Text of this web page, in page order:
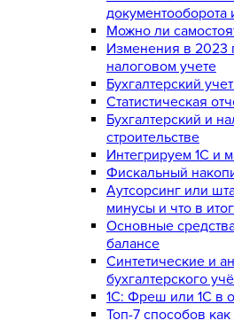
документооборота
Можно ли
Изменения в 2023
налоговом учете
Бухгалтерский
Статистическая
Бухгалтерский и
строительстве
Интегрируем 1С и
Фискальный
Аутсорсинг или
минусы и что в
Основные
балансе
Синтетические и
бухгалтерского
1C: Фреш или 1С в
Топ-7 способов